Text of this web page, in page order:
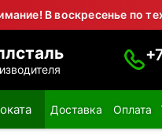
по
Доставка Оплата